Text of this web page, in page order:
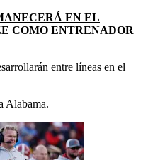
EN EL
COMO ENTRENADOR
entre líneas en el
Alabama.